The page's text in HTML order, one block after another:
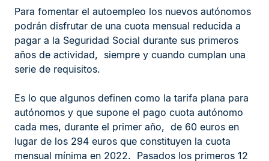
Para fomentar el autoempleo los nuevos autónomos
podrán disfrutar de una cuota mensual reducida a
pagar a la Seguridad Social durante sus primeros
años de actividad, siempre y cuando cumplan una
serie de requisitos.
Es lo que algunos definen como la tarifa plana para
autónomos y que supone el pago cuota autónomo
cada mes, durante el primer año, de 60 euros en
lugar de los 294 euros que constituyen la cuota
mensual mínima en 2022. Pasados los primeros 12